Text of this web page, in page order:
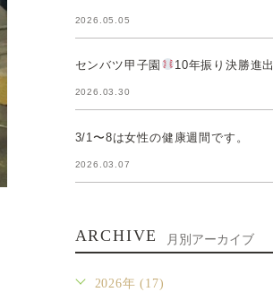
2026.05.05
センバツ甲子園 10年振り決勝進出
2026.03.30
3/1〜8は女性の健康週間です。
2026.03.07
ARCHIVE 月別アーカイブ
2026年 (17)